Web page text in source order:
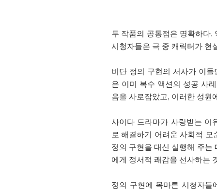
두 작품의 공통점은 명확하다.
시청자들은 극 중 캐릭터가 현
비단 정의 구현의 서사가 이
은 이미 복수 액션의 성공 사
음을 사로잡았고, 이러한 성원
사이다 드라마가 사랑받는 이
로 해결하기 어려운 사회적
정의 구현을 대신 실행해 주는
에게 정서적 쾌감을 선사하는
정의 구현에 목마른 시청자들